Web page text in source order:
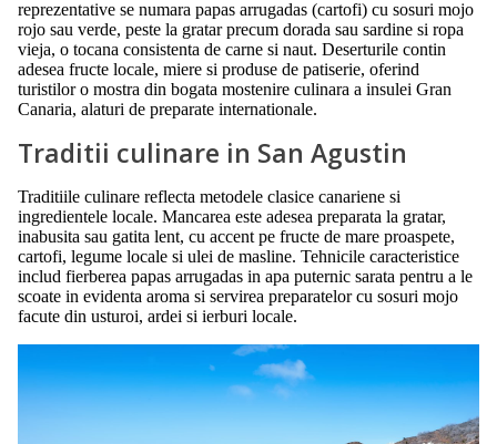
reprezentative se numara papas arrugadas (cartofi) cu sosuri mojo
rojo sau verde, peste la gratar precum dorada sau sardine si ropa
vieja, o tocana consistenta de carne si naut. Deserturile contin
adesea fructe locale, miere si produse de patiserie, oferind
turistilor o mostra din bogata mostenire culinara a insulei Gran
Canaria, alaturi de preparate internationale.
Traditii culinare in San Agustin
Traditiile culinare reflecta metodele clasice canariene si
ingredientele locale. Mancarea este adesea preparata la gratar,
inabusita sau gatita lent, cu accent pe fructe de mare proaspete,
cartofi, legume locale si ulei de masline. Tehnicile caracteristice
includ fierberea papas arrugadas in apa puternic sarata pentru a le
scoate in evidenta aroma si servirea preparatelor cu sosuri mojo
facute din usturoi, ardei si ierburi locale.